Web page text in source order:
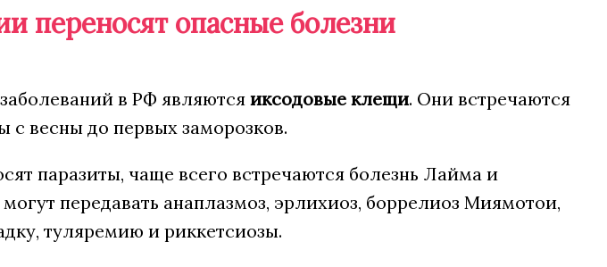
переносят опасные болезни
в РФ являются иксодовые клещи. Они встречаются
с весны до первых заморозков.
паразиты, чаще всего встречаются болезнь Лайма и
передавать анаплазмоз, эрлихиоз, боррелиоз Миямотои,
туляремию и риккетсиозы.